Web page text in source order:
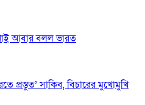
আবার বলল ভারত
প্রস্তুত’ সাকিব, বিচারের মুখোমুখি